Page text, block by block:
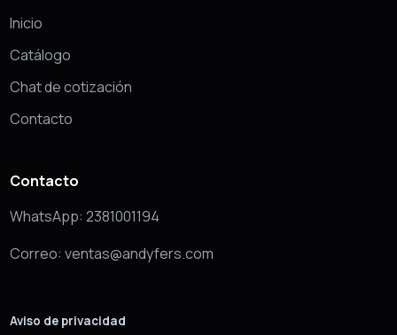
Inicio
Catálogo
Chat de cotización
Contacto
Contacto
WhatsApp: 2381001194
Correo: ventas@andyfers.com
Aviso de privacidad